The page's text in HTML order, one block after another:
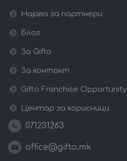
Најава за партнери
Блог
За Gifto
За контакт
Gifto Franchise Opportunity
Центар за корисници
071231263
office@gifto.mk